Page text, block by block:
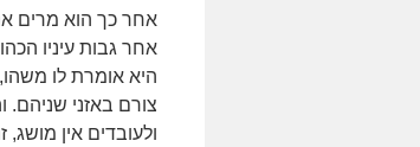
אחר כך הוא מרים
אחר גבות עיניו
היא אומרת לו
צורם באזני שניהם.
ולעובדים אין